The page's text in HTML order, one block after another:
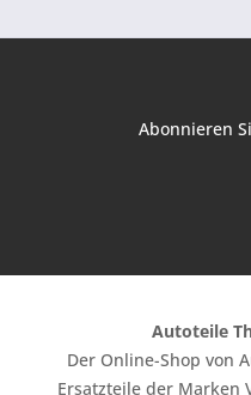
Abonnieren
Autoteile
Der Online-Shop von
Ersatzteile der Marken